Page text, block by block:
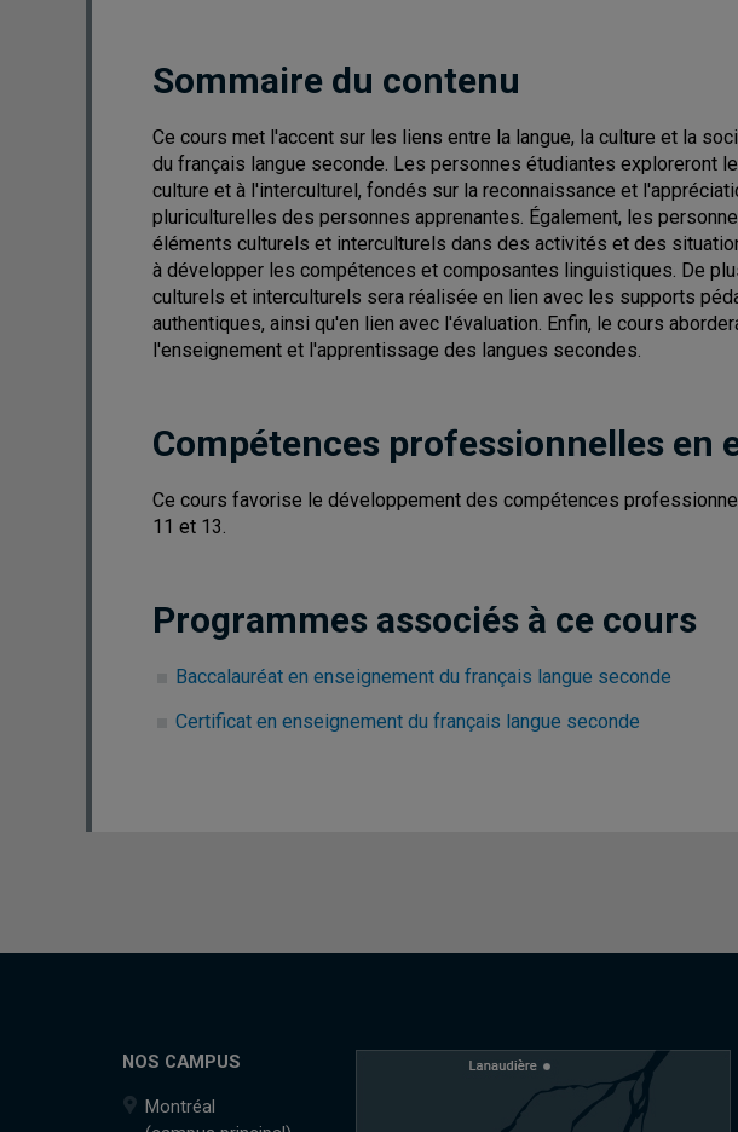
Sommaire du contenu
Ce cours met l'accent sur les liens entre la langue, la culture et la
du français langue seconde. Les personnes étudiantes exploreront
culture et à l'interculturel, fondés sur la reconnaissance et
pluriculturelles des personnes apprenantes. Également, les
éléments culturels et interculturels dans des activités et des
à développer les compétences et composantes linguistiques. De
culturels et interculturels sera réalisée en lien avec les supports
authentiques, ainsi qu'en lien avec l'évaluation. Enfin, le cours
l'enseignement et l'apprentissage des langues secondes.
Compétences professionnelles en
Ce cours favorise le développement des compétences
11 et 13.
Programmes associés à ce cours
Baccalauréat en enseignement du français langue seconde
Certificat en enseignement du français langue seconde
NOS CAMPUS
Montréal